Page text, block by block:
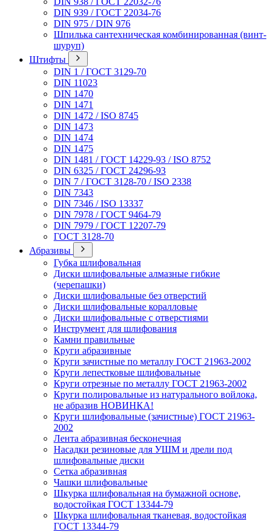
DIN 939 / ГОСТ 22034-76
DIN 975 / DIN 976
Шпилька сантехническая комбинированная (винт-
шуруп)
Штифты
DIN 1 / ГОСТ 3129-70
DIN 11023
DIN 1470
DIN 1471
DIN 1472 / ISO 8745
DIN 1473
DIN 1474
DIN 1475
DIN 1481 / ГОСТ 14229-93 / ISO 8752
DIN 6325 / ГОСТ 24296-93
DIN 7 / ГОСТ 3128-70 / ISO 2338
DIN 7343
DIN 7346 / ISO 13337
DIN 7978 / ГОСТ 9464-79
DIN 7979 / ГОСТ 12207-79
ГОСТ 3128-70
Абразивы
Губка шлифовальная
Диски шлифовальные алмазные гибкие
(черепашки)
Диски шлифовальные без отверстий
Диски шлифовальные коралловые
Диски шлифовальные с отверстиями
Инструмент для шлифования
Камни правильные
Круги абразивные
Круги зачистные по металлу ГОСТ 21963-2002
Круги лепестковые шлифовальные
Круги отрезные по металлу ГОСТ 21963-2002
Круги полировальные из натурального войлока,
не абразив НОВИНКА!
Круги шлифовальные (зачистные) ГОСТ 21963-
2002
Лента абразивная бесконечная
Насадки резиновые для УШМ и дрели под
шлифовальные диски
Сетка абразивная
Чашки шлифовальные
Шкурка шлифовальная на бумажной основе,
водостойкая ГОСТ 13344-79
Шкурка шлифовальная тканевая, водостойкая
ГОСТ 13344-79